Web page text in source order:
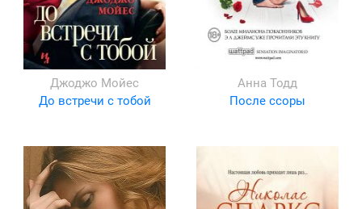
Джоджо Мойес
До встречи с тобой
Анна Тодд
После ссоры